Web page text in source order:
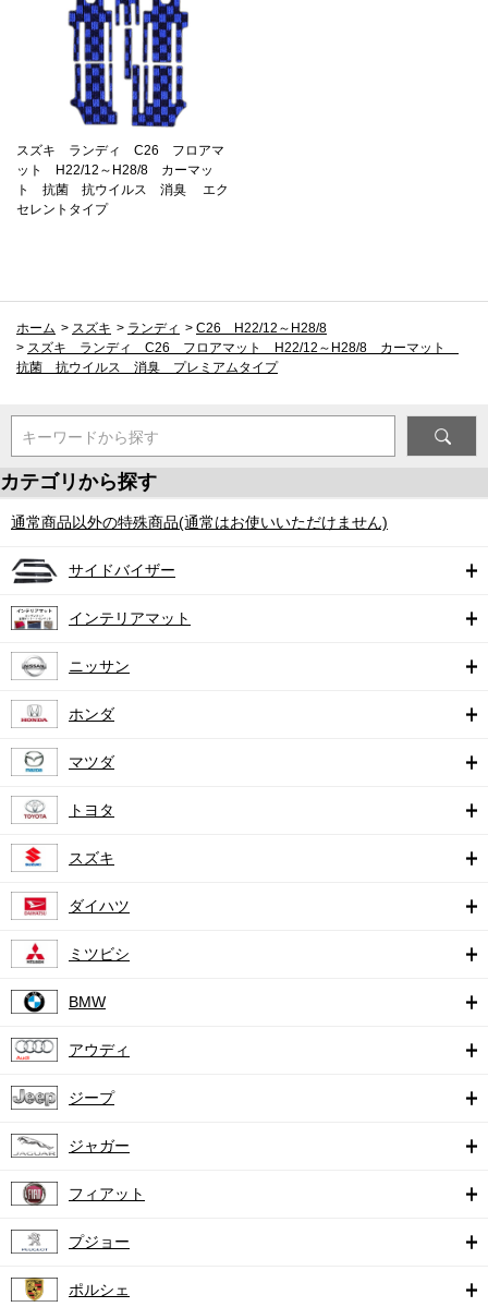
スズキ ランディ C26 フロアマ
ット H22/12～H28/8 カーマッ
ト 抗菌 抗ウイルス 消臭 エク
セレントタイプ
ホーム > スズキ > ランディ > C26 H22/12～H28/8
> スズキ ランディ C26 フロアマット H22/12～H28/8 カーマット
抗菌 抗ウイルス 消臭 プレミアムタイプ
キーワードから探す
カテゴリから探す
通常商品以外の特殊商品(通常はお使いいただけません)
サイドバイザー
インテリアマット
ニッサン
ホンダ
マツダ
トヨタ
スズキ
ダイハツ
ミツビシ
BMW
アウディ
ジープ
ジャガー
フィアット
プジョー
ポルシェ